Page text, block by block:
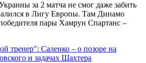
за 2 матча не смог даже забить
в Лигу Европы. Там Динамо
пары Хамрун Спартанс –
тренер": Саленко – о позоре на
и задачах Шахтера